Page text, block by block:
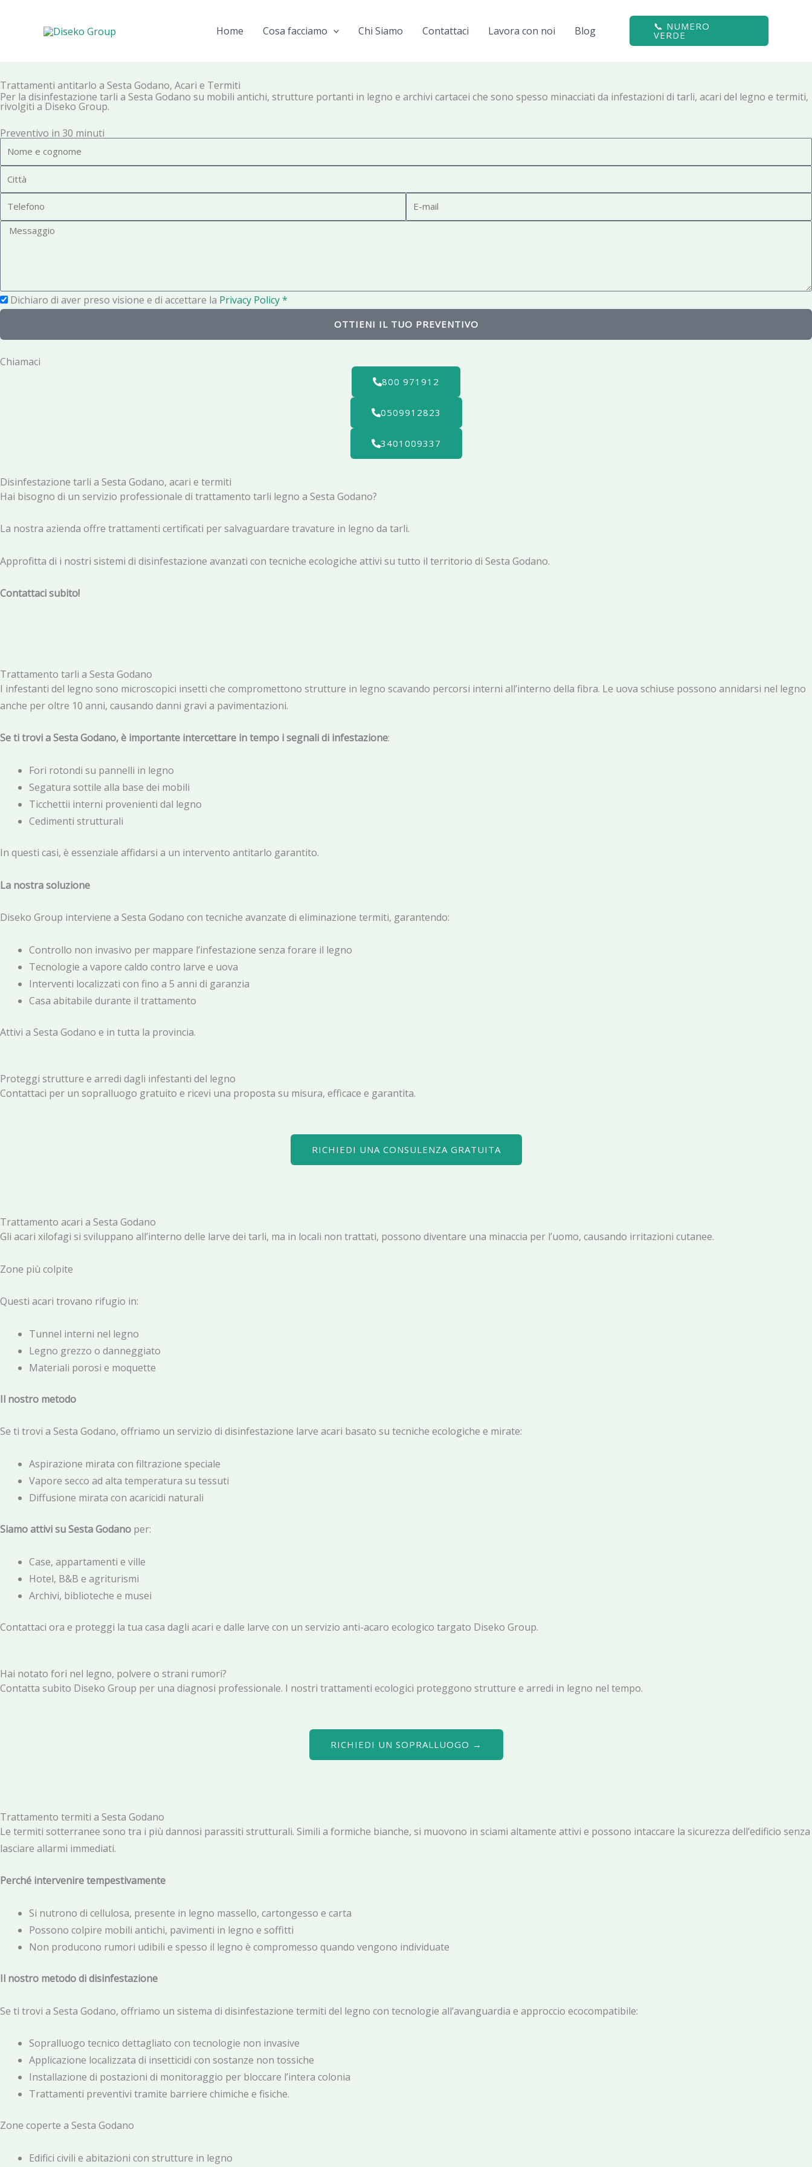
Home Cosa facciamo Chi Siamo Contattaci Lavora con noi Blog 📞 NUMERO
VERDE
Trattamenti antitarlo a Sesta Godano, Acari e Termiti
Per la disinfestazione tarli a Sesta Godano su mobili antichi, strutture portanti in legno e archivi cartacei che sono spesso minacciati da infestazioni di tarli, acari del legno e termiti,
rivolgiti a Diseko Group.
Preventivo in 30 minuti
o
e
i
t
e
n
-
a
g
o
P
r
a
Dichiaro di aver preso visione e di accettare la Privacy Policy *
OTTIENI IL TUO PREVENTIVO
Chiamaci
800 971912
0509912823
3401009337
Disinfestazione tarli a Sesta Godano, acari e termiti
Hai bisogno di un servizio professionale di trattamento tarli legno a Sesta Godano?
La nostra azienda offre trattamenti certificati per salvaguardare travature in legno da tarli.
Approfitta di i nostri sistemi di disinfestazione avanzati con tecniche ecologiche attivi su tutto il territorio di Sesta Godano.
Contattaci subito!
Trattamento tarli a Sesta Godano
I infestanti del legno sono microscopici insetti che compromettono strutture in legno scavando percorsi interni all’interno della fibra. Le uova schiuse possono annidarsi nel legno
anche per oltre 10 anni, causando danni gravi a pavimentazioni.
Se ti trovi a Sesta Godano, è importante intercettare in tempo i segnali di infestazione:
Fori rotondi su pannelli in legno
Segatura sottile alla base dei mobili
Ticchettii interni provenienti dal legno
Cedimenti strutturali
In questi casi, è essenziale affidarsi a un intervento antitarlo garantito.
La nostra soluzione
Diseko Group interviene a Sesta Godano con tecniche avanzate di eliminazione termiti, garantendo:
Controllo non invasivo per mappare l’infestazione senza forare il legno
Tecnologie a vapore caldo contro larve e uova
Interventi localizzati con fino a 5 anni di garanzia
Casa abitabile durante il trattamento
Attivi a Sesta Godano e in tutta la provincia.
Proteggi strutture e arredi dagli infestanti del legno
Contattaci per un sopralluogo gratuito e ricevi una proposta su misura, efficace e garantita.
RICHIEDI UNA CONSULENZA GRATUITA
Trattamento acari a Sesta Godano
Gli acari xilofagi si sviluppano all’interno delle larve dei tarli, ma in locali non trattati, possono diventare una minaccia per l’uomo, causando irritazioni cutanee.
Zone più colpite
Questi acari trovano rifugio in:
Tunnel interni nel legno
Legno grezzo o danneggiato
Materiali porosi e moquette
Il nostro metodo
Se ti trovi a Sesta Godano, offriamo un servizio di disinfestazione larve acari basato su tecniche ecologiche e mirate:
Aspirazione mirata con filtrazione speciale
Vapore secco ad alta temperatura su tessuti
Diffusione mirata con acaricidi naturali
Siamo attivi su Sesta Godano per:
Case, appartamenti e ville
Hotel, B&B e agriturismi
Archivi, biblioteche e musei
Contattaci ora e proteggi la tua casa dagli acari e dalle larve con un servizio anti-acaro ecologico targato Diseko Group.
Hai notato fori nel legno, polvere o strani rumori?
Contatta subito Diseko Group per una diagnosi professionale. I nostri trattamenti ecologici proteggono strutture e arredi in legno nel tempo.
RICHIEDI UN SOPRALLUOGO →
Trattamento termiti a Sesta Godano
Le termiti sotterranee sono tra i più dannosi parassiti strutturali. Simili a formiche bianche, si muovono in sciami altamente attivi e possono intaccare la sicurezza dell’edificio senza
lasciare allarmi immediati.
Perché intervenire tempestivamente
Si nutrono di cellulosa, presente in legno massello, cartongesso e carta
Possono colpire mobili antichi, pavimenti in legno e soffitti
Non producono rumori udibili e spesso il legno è compromesso quando vengono individuate
Il nostro metodo di disinfestazione
Se ti trovi a Sesta Godano, offriamo un sistema di disinfestazione termiti del legno con tecnologie all’avanguardia e approccio ecocompatibile:
Sopralluogo tecnico dettagliato con tecnologie non invasive
Applicazione localizzata di insetticidi con sostanze non tossiche
Installazione di postazioni di monitoraggio per bloccare l’intera colonia
Trattamenti preventivi tramite barriere chimiche e fisiche.
Zone coperte a Sesta Godano
Edifici civili e abitazioni con strutture in legno